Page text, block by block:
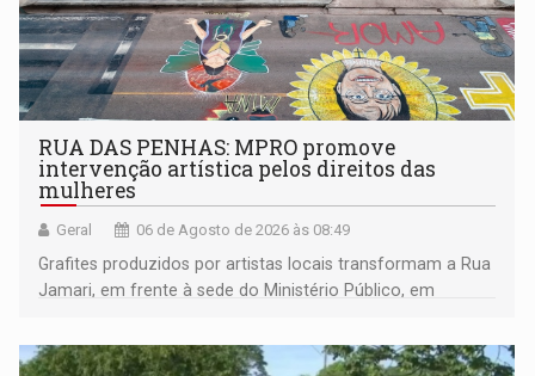
RUA DAS PENHAS: MPRO promove
intervenção artística pelos direitos das
mulheres
Geral 06 de Agosto de 2026 às 08:49
Grafites produzidos por artistas locais transformam a Rua
Jamari, em frente à sede do Ministério Público, em
da Penha e o enfrentamento à violência